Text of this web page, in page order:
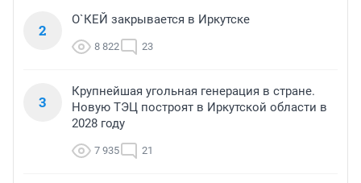
2
О`КЕЙ закрывается в Иркутске
8 822 23
3
Крупнейшая угольная генерация в стране.
Новую ТЭЦ построят в Иркутской области в
2028 году
7 935 21